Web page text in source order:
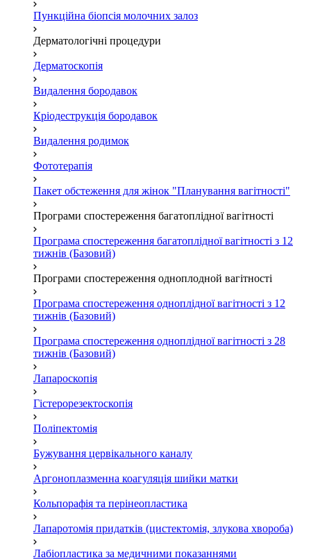
Пункційна біопсія молочних залоз
Дерматологічні процедури
Дерматоскопія
Видалення бородавок
Кріодеструкція бородавок
Видалення родимок
Фототерапія
Пакет обстеження для жінок "Планування вагітності"
Програми спостереження багатоплідної вагітності
Програма спостереження багатоплідної вагітності з 12
тижнів (Базовий)
Програми спостереження одноплодной вагітності
Програма спостереження одноплідної вагітності з 12
тижнів (Базовий)
Програма спостереження одноплідної вагітності з 28
тижнів (Базовий)
Лапароскопія
Гістерорезектоскопія
Поліпектомія
Бужування цервікального каналу
Аргоноплазменна коагуляція шийки матки
Кольпорафія та перінеопластика
Лапаротомія придатків (цистектомія, злукова хвороба)
Лабіопластика за медичними показаннями